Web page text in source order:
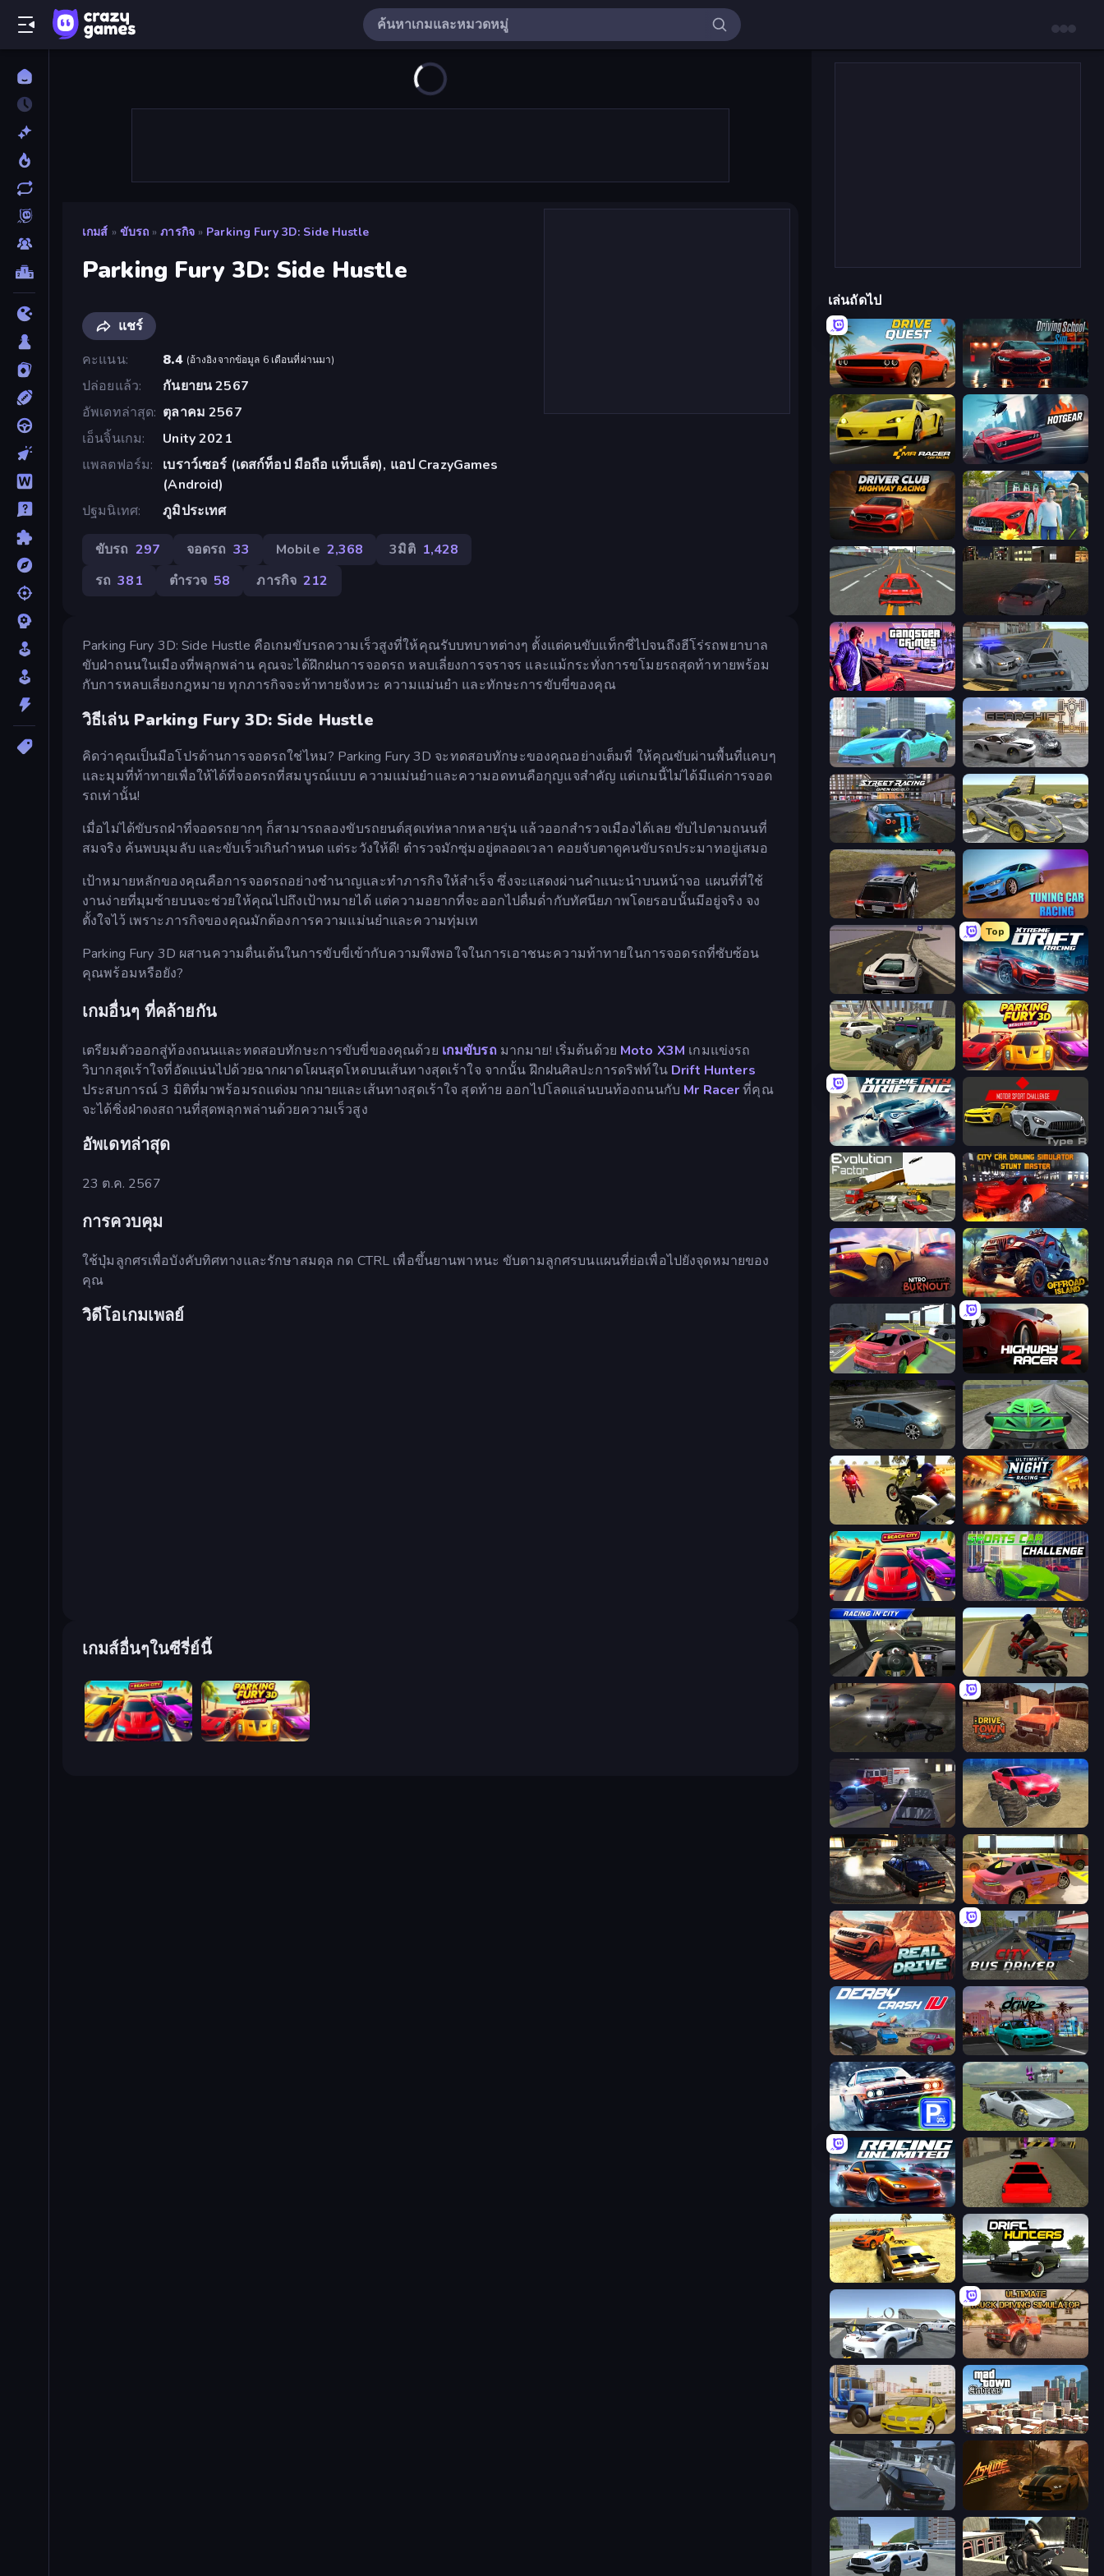
เกมส์ » ขับรถ » ภารกิจ » Parking Fury 3D: Side Hustle
Parking Fury 3D: Side Hustle
แชร์
คะแนน
8.4 (อ้างอิงจากข้อมูล 6 เดือนที่ผ่านมา)
ปล่อยแล้ว
กันยายน 2567
อัพเดทล่าสุด ตุลาคม 2567
เอ็นจิ้นเกม
Unity 2021
แพลตฟอร์ม
เบราว์เซอร์ (เดสก์ท็อป มือถือ แท็บเล็ต), แอป CrazyGames
(Android)
ปฐมนิเทศ
ภูมิประเทศ
ขับรถ 297 จอดรถ 33 Mobile 2,368 3มิติ 1,428
รถ 381 ตำรวจ 58 ภารกิจ 212
Parking Fury 3D: Side Hustle คือเกมขับรถความเร็วสูงที่ให้คุณรับบทบาทต่างๆ ตั้งแต่คนขับแท็กซี่ไปจนถึงฮีโร่รถพยาบาล
ขับฝ่าถนนในเมืองที่พลุกพล่าน คุณจะได้ฝึกฝนการจอดรถ หลบเลี่ยงการจราจร และแม้กระทั่งการขโมยรถสุดท้าทายพร้อม
กับการหลบเลี่ยงกฎหมาย ทุกภารกิจจะท้าทายจังหวะ ความแม่นยำ และทักษะการขับขี่ของคุณ
วิธีเล่น Parking Fury 3D: Side Hustle
คิดว่าคุณเป็นมือโปรด้านการจอดรถใช่ไหม? Parking Fury 3D จะทดสอบทักษะของคุณอย่างเต็มที่ ให้คุณขับผ่านพื้นที่แคบๆ
และมุมที่ท้าทายเพื่อให้ได้ที่จอดรถที่สมบูรณ์แบบ ความแม่นยำและความอดทนคือกุญแจสำคัญ แต่เกมนี้ไม่ได้มีแค่การจอด
รถเท่านั้น!
เมื่อไม่ได้ขับรถฝ่าที่จอดรถยากๆ ก็สามารถลองขับรถยนต์สุดเท่หลากหลายรุ่น แล้วออกสำรวจเมืองได้เลย ขับไปตามถนนที่
สมจริง ค้นพบมุมลับ และขับเร็วเกินกำหนด แต่ระวังให้ดี! ตำรวจมักซุ่มอยู่ตลอดเวลา คอยจับตาดูคนขับรถประมาทอยู่เสมอ
เป้าหมายหลักของคุณคือการจอดรถอย่างชำนาญและทำภารกิจให้สำเร็จ ซึ่งจะแสดงผ่านคำแนะนำบนหน้าจอ แผนที่ที่ใช้
งานง่ายที่มุมซ้ายบนจะช่วยให้คุณไปถึงเป้าหมายได้ แต่ความอยากที่จะออกไปดื่มด่ำกับทัศนียภาพโดยรอบนั้นมีอยู่จริง จง
ตั้งใจไว้ เพราะภารกิจของคุณมักต้องการความแม่นยำและความทุ่มเท
Parking Fury 3D ผสานความตื่นเต้นในการขับขี่เข้ากับความพึงพอใจในการเอาชนะความท้าทายในการจอดรถที่ซับซ้อน
คุณพร้อมหรือยัง?
เกมอื่นๆ ที่คล้ายกัน
เตรียมตัวออกสู่ท้องถนนและทดสอบทักษะการขับขี่ของคุณด้วย เกมขับรถมากมาย! เริ่มต้นด้วย Moto X3M เกมแข่งรถ
วิบากสุดเร้าใจที่อัดแน่นไปด้วยฉากผาดโผนสุดโหดบนเส้นทางสุดเร้าใจ จากนั้น ฝึกฝนศิลปะการดริฟท์ใน Drift Hunters
ประสบการณ์ 3 มิติที่มาพร้อมรถแต่งมากมายและเส้นทางสุดเร้าใจ สุดท้าย ออกไปโลดแล่นบนท้องถนนกับ Mr Racerที่คุณ
จะได้ซิ่งฝ่าดงสถานที่สุดพลุกพล่านด้วยความเร็วสูง
อัพเดทล่าสุด
23 ต.ค. 2567
การควบคุม
ใช้ปุ่มลูกศรเพื่อบังคับทิศทางและรักษาสมดุล กด CTRL เพื่อขึ้นยานพาหนะ ขับตามลูกศรบนแผนที่ย่อเพื่อไปยังจุดหมายของ
คุณ
วิดีโอเกมเพลย์
เกมส์อื่นๆในซีรี่ย์นี้
Parking Fury 3D: Beach City Parking Fury 3D: Beach City 2
เล่นถัดไป
Drive Quest Driving School Simulator
Mr. Racer - Car Racing Hotgear
Driver Club: Highway Racing Speedboy: History with Grandfather
Modern Car Racing 2
Gangster Crimes Online 6: Mafia City RCC City Racing
Real City Driver Gearshift One
Wrong Way
POLICE Chase Simulator Tuning Car Racing
Grand Stunt Auto
Top
Xtreme DRIFT Racing
4x4 Offroader Parking Fury 3D: Beach City 2
Xtreme City Drifting Motor Sport Challenge Type R
Evolution Factor
Offroad Island
Garage Parking Highway Racer 2
Drift Club Speed Racing Pro 2
3D Moto Simulator 2 Ultimate Night Racing
Parking Fury 3D: Beach City Sports Car Challenge
Racing in City Moto Rider 3D
DriveTown
City Car Driving Simulator 3
City Classic Car Driving: 131
Real Drive 3D Parking Games City Bus Driver
Derby Crash 4 RealDrive
Real Car Parking Sports Cars Driver
Racing Unlimited Speed Brazil
3D Car Simulator Drift Hunters
Ultimate Truck Driving Simulator 2020
Crazy Car Stunts Mad Town Andreas: Mafia Storie
Transporter Hot Pursuit